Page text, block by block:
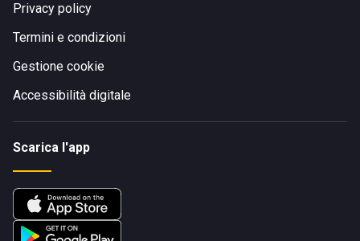
Privacy policy
Termini e condizioni
Gestione cookie
Accessibilità digitale
Scarica l'app